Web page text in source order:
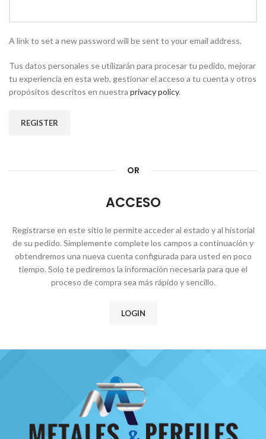
A link to set a new password will be sent to your email address.
Tus datos personales se utilizarán para procesar tu pedido, mejorar
tu experiencia en esta web, gestionar el acceso a tu cuenta y otros
propósitos descritos en nuestra privacy policy.
REGISTER
OR
ACCESO
Registrarse en este sitio le permite acceder al estado y al historial
de su pedido. Simplemente complete los campos a continuación y
obtendremos una nueva cuenta configurada para usted en poco
tiempo. Solo te pediremos la información necesaria para que el
proceso de compra sea más rápido y sencillo.
LOGIN